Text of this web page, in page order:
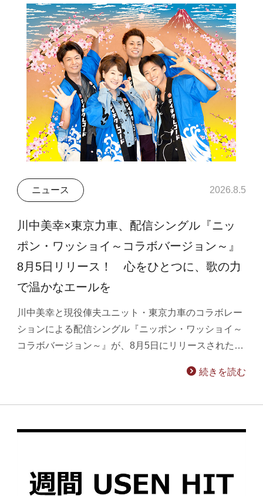
ニュース 2026.8.5
川中美幸×東京力車、配信シングル『ニッ
ポン・ワッショイ～コラボバージョン～』
8月5日リリース！ 心をひとつに、歌の力
で温かなエールを
川中美幸と現役俥夫ユニット・東京力車のコラボレー
ションによる配信シングル『ニッポン・ワッショイ～
コラボバージョン～』が、8月5日にリリースされた…
続きを読む